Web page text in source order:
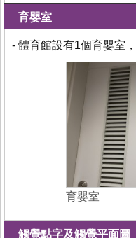
育嬰室
- 體育館設有1個育嬰室
育嬰室
觸覺點字及觸覺平面圖